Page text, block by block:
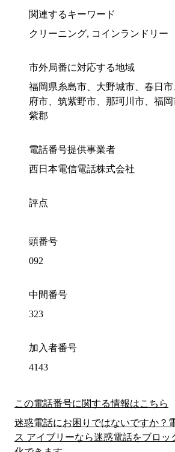
関連するキーワード
クリーニング, コインランドリー
市外局番に対応する地域
福岡県糸島市、大野城市、春日
府市、筑紫野市、那珂川市、福
紫郡
電話番号提供事業者
西日本電信電話株式会社
評点
頭番号
092
中間番号
323
加入者番号
4143
この電話番号に関する情報はこちら
迷惑電話にお困りではないですか？
ス アイブリーなら迷惑電話をブロッ